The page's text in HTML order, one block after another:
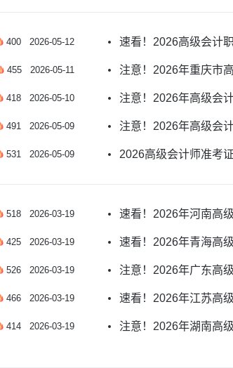
400 2026-05-12
455 2026-05-11
418 2026-05-10
491 2026-05-09
531 2026-05-09
518 2026-03-19
425 2026-03-19
526 2026-03-19
466 2026-03-19
414 2026-03-19